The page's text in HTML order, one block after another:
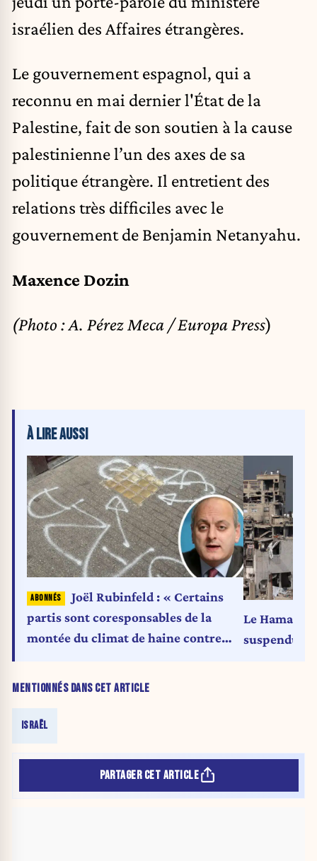
israélien des Affaires étrangères.
Le gouvernement espagnol, qui a
reconnu en mai dernier l'État de la
Palestine, fait de son soutien à la cause
palestinienne l’un des axes de sa
politique étrangère. Il entretient des
relations très difficiles avec le
gouvernement de Benjamin Netanyahu.
Maxence Dozin
(Photo : A. Pérez Meca / Europa Press)
MENTIONNÉS DANS CET ARTICLE
ISRAËL
À LIRE AUSSI
Joël Rubinfeld : « Certains
partis sont coresponsables de la
montée du climat de haine contre
Le Hamas
suspendus
PARTAGER CET ARTICLE